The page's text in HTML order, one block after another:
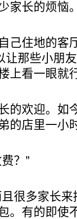
家长的烦恼
己住地的客
让那些小朋
上看一眼就
的欢迎。如
的店里一小
？”
很多家长
。有的即使